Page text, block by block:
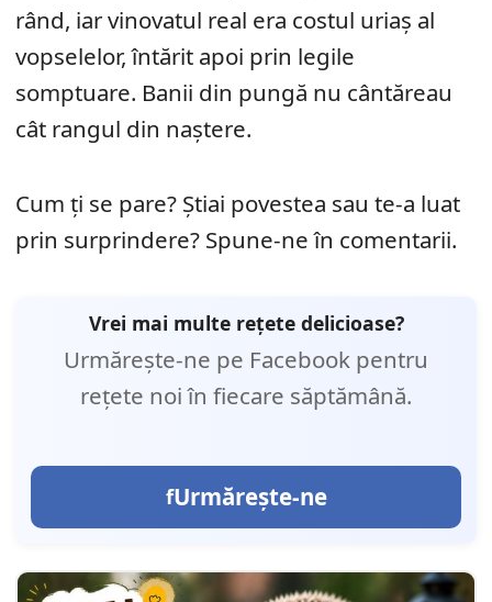
rând, iar vinovatul real era costul uriaș al
vopselelor, întărit apoi prin legile
somptuare. Banii din pungă nu cântăreau
cât rangul din naștere.
Cum ți se pare? Știai povestea sau te-a luat
prin surprindere? Spune-ne în comentarii.
Vrei mai multe rețete delicioase?
Urmărește-ne pe Facebook pentru
rețete noi în fiecare săptămână.
Urmărește-ne